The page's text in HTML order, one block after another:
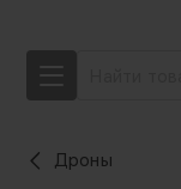
Дроны